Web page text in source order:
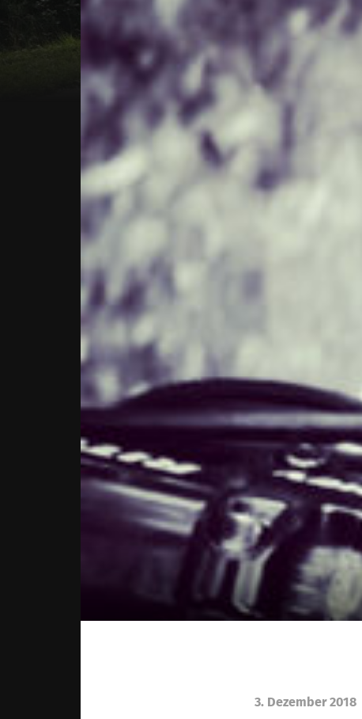
3. Dezember 2018